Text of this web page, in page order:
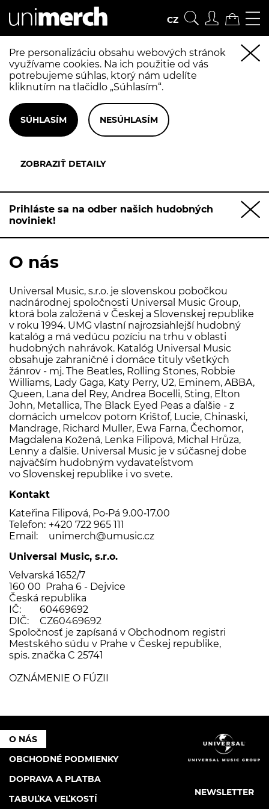
CZ
Pre personalizáciu obsahu webových stránok
využívame cookies. Na ich použitie od vás
potrebujeme súhlas, ktorý nám udelíte
kliknutím na tlačidlo „Súhlasím“.
Prihláste sa na odber našich hudobných
noviniek!
O nás
Universal Music, s.r.o. je slovenskou pobočkou
nadnárodnej spoločnosti Universal Music Group,
ktorá bola založená v Českej a Slovenskej republike
v roku 1994. UMG vlastní najrozsiahlejší hudobný
katalóg a má vedúcu pozíciu na trhu v oblasti
hudobných nahrávok. Katalóg Universal Music
obsahuje zahraničné i domáce tituly všetkých
žánrov - mj. The Beatles, Rolling Stones, Robbie
Williams, Lady Gaga, Katy Perry, U2, Eminem, ABBA,
Queen, Lana del Rey, Andrea Bocelli, Sting, Elton
John, Metallica, The Black Eyed Peas a ďalšie - z
domácich umelcov potom Krištof, Lucie, Chinaski,
Mandrage, Richard Muller, Ewa Farna, Čechomor,
Magdalena Kožená, Lenka Filipová, Michal Hrůza,
Lenny a ďalšie. Universal Music je v súčasnej dobe
najväčším hudobným vydavateľstvom
vo Slovenskej republike i vo svete.
Kontakt
Kateřina Filipová, Po‑Pá 9.00‑17.00
Telefon: +420 722 965 111
Email:
unimerch@umusic.cz
Universal Music, s.r.o.
Velvarská 1652/7
160 00 Praha 6 - Dejvice
Česká republika
IČ:
60469692
DIČ:
CZ60469692
Spoločnosť je zapísaná v Obchodnom registri
Mestského súdu v Prahe v Českej republike,
spis. značka C 25741
OZNÁMENIE O FÚZII
NEWSLETTER
O NÁS
OBCHODNÉ PODMIENKY
DOPRAVA A PLATBA
TABUĽKA VEĽKOSTÍ